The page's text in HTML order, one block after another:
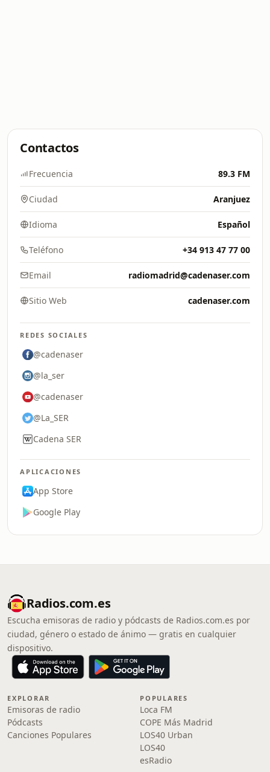
Contactos
Frecuencia 89.3 FM
Ciudad Aranjuez
Idioma Español
Teléfono +34 913 47 77 00
Email radiomadrid@cadenaser.com
Sitio Web cadenaser.com
REDES SOCIALES
@cadenaser
@la_ser
@cadenaser
@La_SER
Cadena SER
APLICACIONES
App Store
Google Play
Radios.com.es
Escucha emisoras de radio y pódcasts de Radios.com.es por
ciudad, género o estado de ánimo — gratis en cualquier
dispositivo.
EXPLORAR
Emisoras de radio
Pódcasts
Canciones Populares
POPULARES
Loca FM
COPE Más Madrid
LOS40 Urban
LOS40
esRadio